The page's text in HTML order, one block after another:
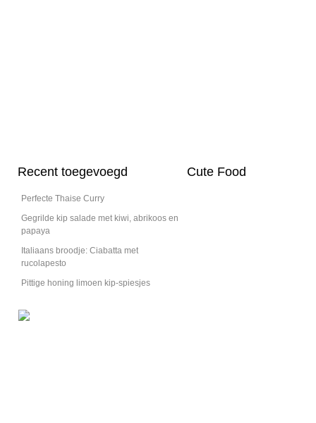
Recent toegevoegd
Perfecte Thaise Curry
Gegrilde kip salade met kiwi, abrikoos en
papaya
Italiaans broodje: Ciabatta met
rucolapesto
Pittige honing limoen kip-spiesjes
Cute Food